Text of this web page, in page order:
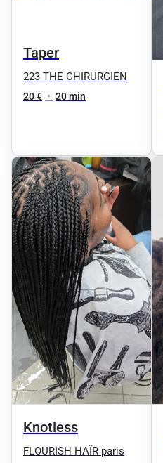
Taper
223 THE CHIRURGIEN
20 € • 20 min
Knotless
FLOURISH HAÏR paris